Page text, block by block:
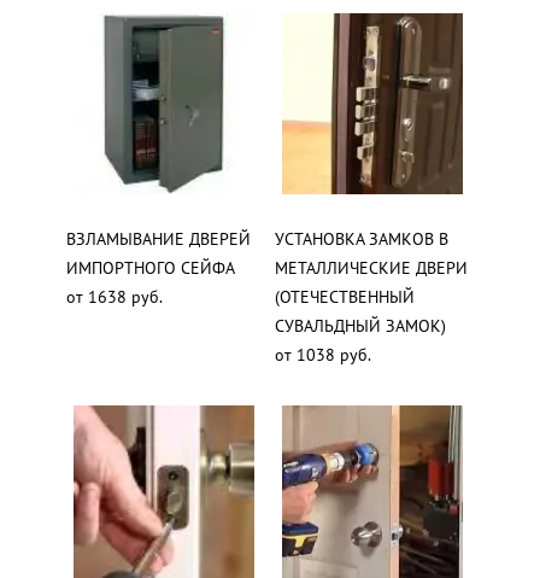
ВЗЛАМЫВАНИЕ ДВЕРЕЙ
ИМПОРТНОГО СЕЙФА
от 1638 руб.
УСТАНОВКА ЗАМКОВ В
МЕТАЛЛИЧЕСКИЕ ДВЕРИ
(ОТЕЧЕСТВЕННЫЙ
СУВАЛЬДНЫЙ ЗАМОК)
от 1038 руб.